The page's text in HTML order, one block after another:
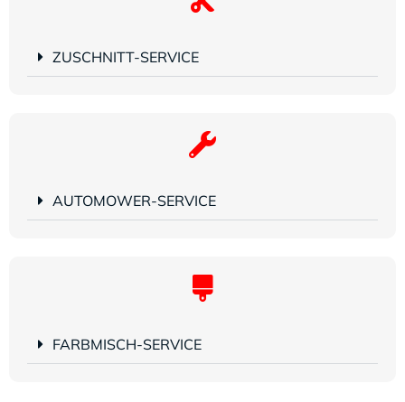
ZUSCHNITT-SERVICE
AUTOMOWER-SERVICE
FARBMISCH-SERVICE